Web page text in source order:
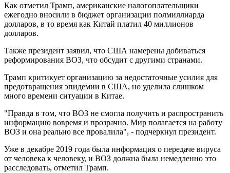
Как отметил Трамп, американские налогоплательщики
ежегодно вносили в бюджет организации полмиллиарда
долларов, в то время как Китай платил 40 миллионов
долларов.
Также президент заявил, что США намерены добиваться
реформирования ВОЗ, что обсудит с другими странами.
Трамп критикует организацию за недостаточные усилия для
предотвращения эпидемии в США, но уделила слишком
много времени ситуации в Китае.
"Правда в том, что ВОЗ не смогла получить и распространить
информацию вовремя и прозрачно. Мир полагается на работу
ВОЗ и она реально все провалила", - подчеркнул президент.
Уже в декабре 2019 года была информация о передаче вируса
от человека к человеку, и ВОЗ должна была немедленно это
расследовать, отметил Трамп.